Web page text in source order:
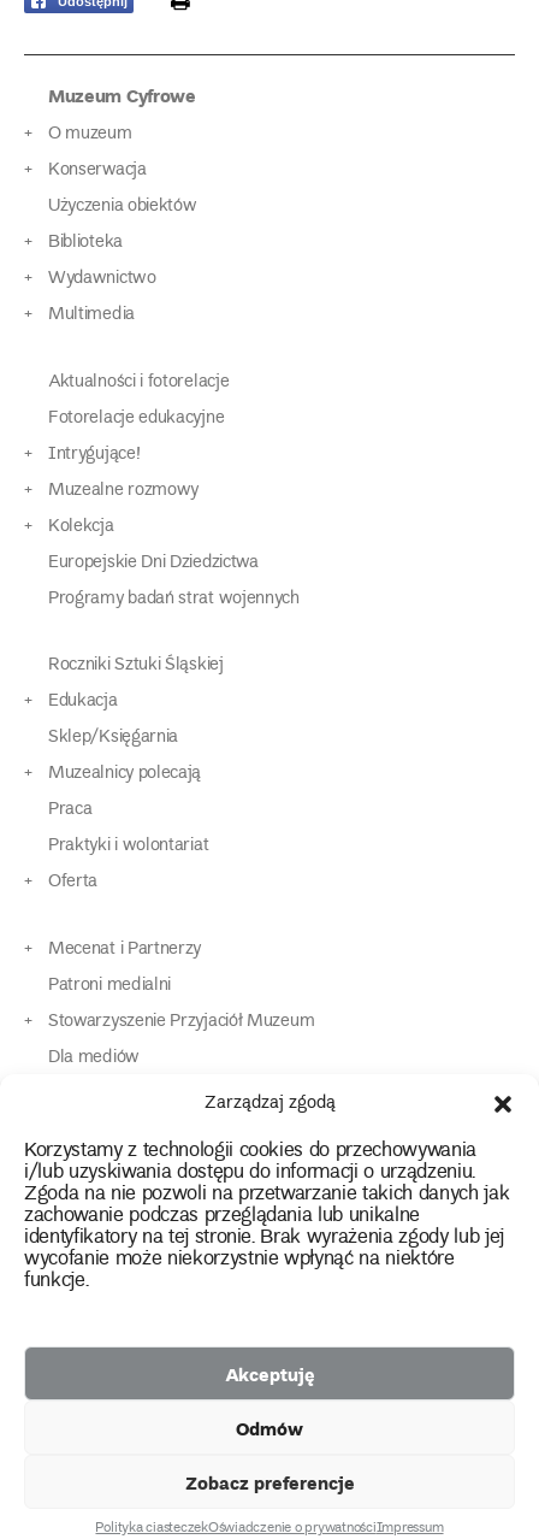
Zarządzaj zgodą
Korzystamy z technologii cookies do przechowywania
i/lub uzyskiwania dostępu do informacji o urządzeniu.
Zgoda na nie pozwoli na przetwarzanie takich danych jak
zachowanie podczas przeglądania lub unikalne
identyfikatory na tej stronie. Brak wyrażenia zgody lub jej
wycofanie może niekorzystnie wpłynąć na niektóre
funkcje.
Akceptuję
Odmów
Zobacz preferencje
Polityka ciasteczekOświadczenie o prywatnościImpressum
Muzeum Cyfrowe
O muzeum
Konserwacja
Użyczenia obiektów
Biblioteka
Wydawnictwo
Multimedia
Aktualności i fotorelacje
Fotorelacje edukacyjne
Intrygujące!
Muzealne rozmowy
Kolekcja
Europejskie Dni Dziedzictwa
Programy badań strat wojennych
Roczniki Sztuki Śląskiej
Edukacja
Sklep/Księgarnia
Muzealnicy polecają
Praca
Praktyki i wolontariat
Oferta
Mecenat i Partnerzy
Patroni medialni
Stowarzyszenie Przyjaciół Muzeum
Dla mediów
Dla osób o specjalnych potrzebach
Kontakt
instagram
twitterfacebookyoutube
tiktok
2026 Copyright by Muzeum Narodowe we Wrocławiu
Polityka prywatności
Etnograficznego
Facebook
Racławickiej
facebook
Przyjaciół
Narodowego